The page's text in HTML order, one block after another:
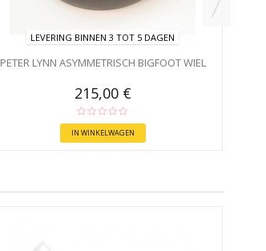
LEVERING BINNEN 3 TOT 5 DAGEN
PETER LYNN ASYMMETRISCH BIGFOOT WIEL
215,00 €
IN WINKELWAGEN